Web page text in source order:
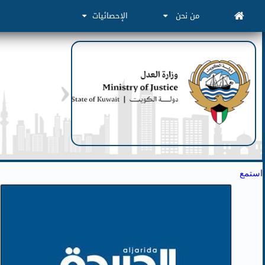
من نحن الإحصائيات
استمع